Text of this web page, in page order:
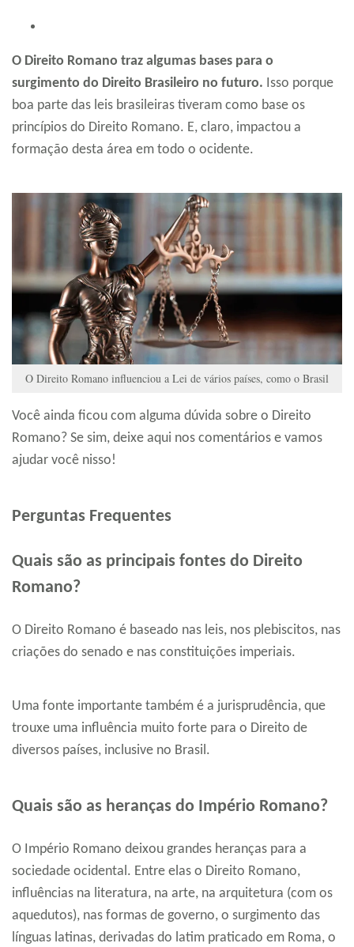
O Direito Romano traz algumas bases para o
surgimento do Direito Brasileiro no futuro. Isso porque
boa parte das leis brasileiras tiveram como base os
princípios do Direito Romano. E, claro, impactou a
formação desta área em todo o ocidente.
O Direito Romano influenciou a Lei de vários países, como o Brasil
Você ainda ficou com alguma dúvida sobre o Direito
Romano? Se sim, deixe aqui nos comentários e vamos
ajudar você nisso!
Perguntas Frequentes
Quais são as principais fontes do Direito
Romano?
O Direito Romano é baseado nas leis, nos plebiscitos, nas
criações do senado e nas constituições imperiais.
Uma fonte importante também é a jurisprudência, que
trouxe uma influência muito forte para o Direito de
diversos países, inclusive no Brasil.
Quais são as heranças do Império Romano?
O Império Romano deixou grandes heranças para a
sociedade ocidental. Entre elas o Direito Romano,
influências na literatura, na arte, na arquitetura (com os
aquedutos), nas formas de governo, o surgimento das
línguas latinas, derivadas do latim praticado em Roma, o